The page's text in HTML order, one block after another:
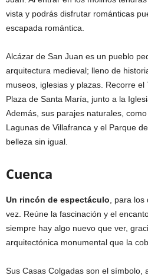
vista y podrás disfrutar románticas
escapada romántica.
Alcázar de San Juan es un pueblo
arquitectura medieval; lleno de
museos, iglesias y plazas. Recorre el
Plaza de Santa María, junto a la
Además, sus parajes naturales,
Lagunas de Villafranca y el Parque
belleza sin igual.
Cuenca
Un rincón de espectáculo , para
vez. Reúne la fascinación y el
siempre hay algo nuevo que ver,
arquitectónica monumental que la
Sus Casas Colgadas son el símbolo,